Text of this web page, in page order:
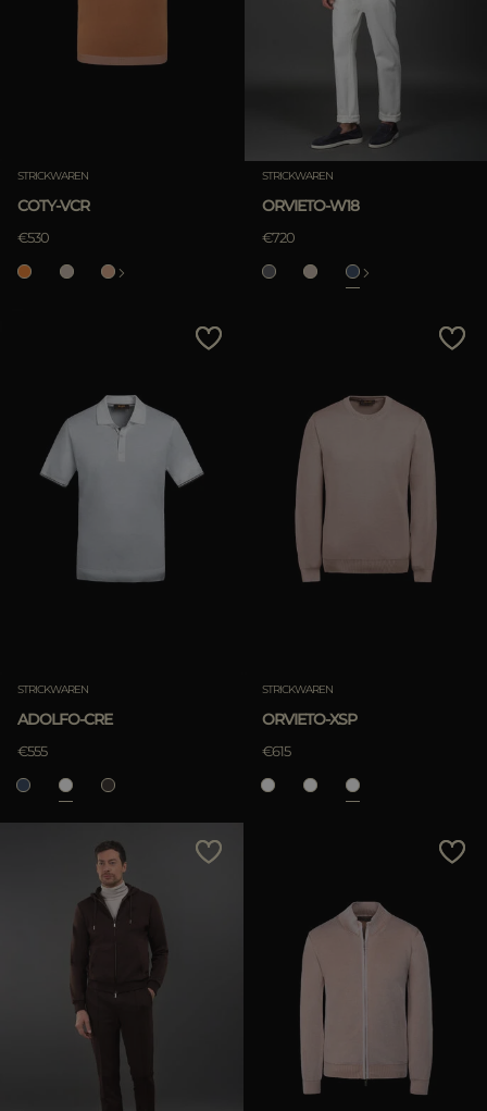
STRICKWAREN
COTY-VCR
€530
STRICKWAREN
ORVIETO-W18
€720
STRICKWAREN
ADOLFO-CRE
€555
STRICKWAREN
ORVIETO-XSP
€615